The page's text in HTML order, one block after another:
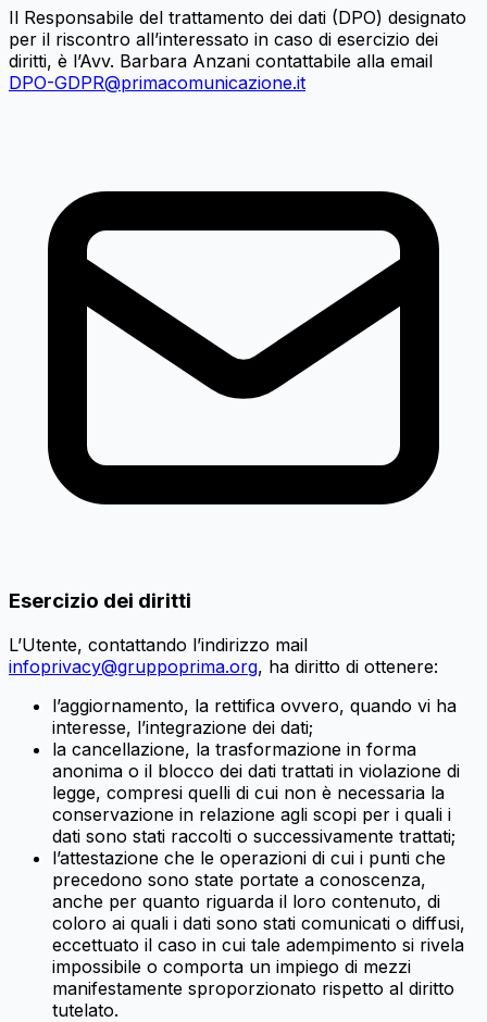
Il Responsabile del trattamento dei dati (DPO) designato
per il riscontro all’interessato in caso di esercizio dei
diritti, è l’Avv. Barbara Anzani contattabile alla email
DPO-GDPR@primacomunicazione.it
Esercizio dei diritti
L’Utente, contattando l’indirizzo mail
infoprivacy@gruppoprima.org, ha diritto di ottenere:
l’aggiornamento, la rettifica ovvero, quando vi ha
interesse, l’integrazione dei dati;
la cancellazione, la trasformazione in forma
anonima o il blocco dei dati trattati in violazione di
legge, compresi quelli di cui non è necessaria la
conservazione in relazione agli scopi per i quali i
dati sono stati raccolti o successivamente trattati;
l’attestazione che le operazioni di cui i punti che
precedono sono state portate a conoscenza,
anche per quanto riguarda il loro contenuto, di
coloro ai quali i dati sono stati comunicati o diffusi,
eccettuato il caso in cui tale adempimento si rivela
impossibile o comporta un impiego di mezzi
manifestamente sproporzionato rispetto al diritto
tutelato.